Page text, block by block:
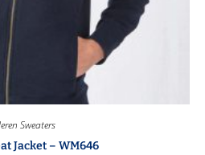
Sweaters
Jacket – WM646